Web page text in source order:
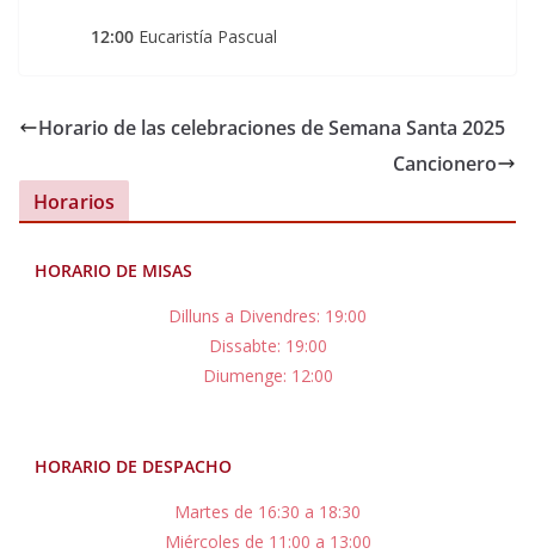
12:00 Eucaristía Pascual
Horario de las celebraciones de Semana Santa 2025
Cancionero
Horarios
HORARIO DE MISAS
Dilluns a Divendres: 19:00
Dissabte: 19:00
Diumenge: 12:00
HORARIO DE DESPACHO
Martes de 16:30 a 18:30
Miércoles de 11:00 a 13:00